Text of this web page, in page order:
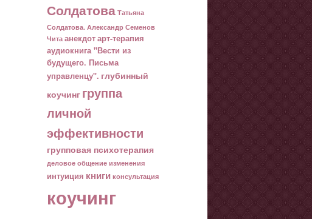
Солдатова Татьяна
Солдатова. Александр Семенов
Чита анекдотарт-терапия
аудиокнига "Вести из
будущего. Письма
управленцу". глубинный
коучинг группа
личной
эффективности
групповая психотерапия
деловое общение изменения
интуиция книги консультация
коучинг